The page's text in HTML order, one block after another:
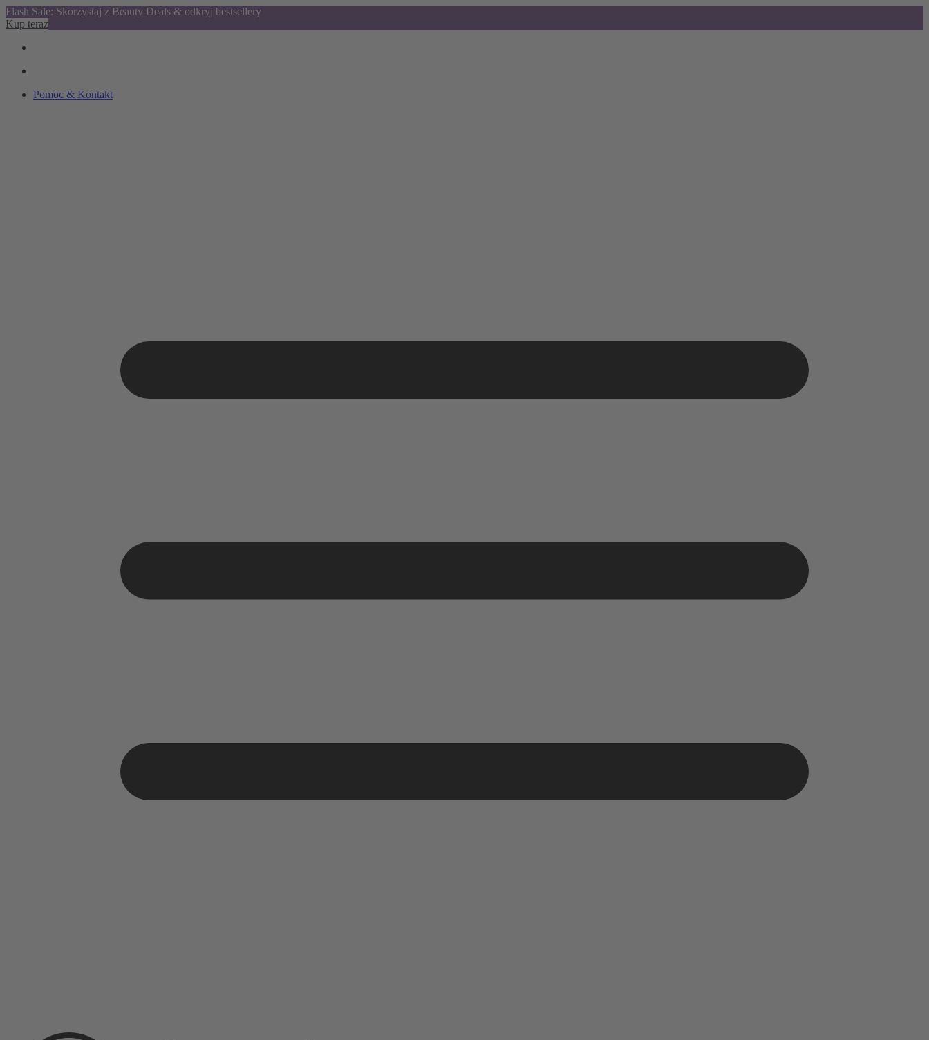
Flash Sale: Skorzystaj z Beauty Deals & odkryj bestsellery
Kup teraz
Pomoc & Kontakt